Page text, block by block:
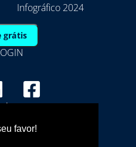
favor!
Infográfico 2024
grátis